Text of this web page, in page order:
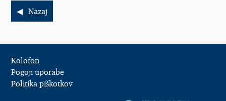
Nazaj
Kolofon
Pogoji uporabe
Politika piškotkov